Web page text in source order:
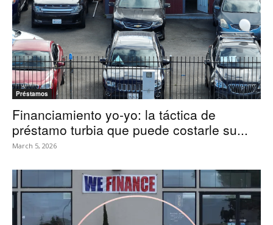
Préstamos
Financiamiento yo-yo: la táctica de
préstamo turbia que puede costarle su...
March 5, 2026